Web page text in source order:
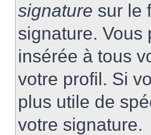
signature sur le
signature. Vous
insérée à tous
votre profil. Si
plus utile de
votre signature.